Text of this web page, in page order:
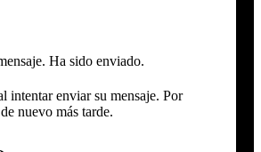
Ha sido enviado.
intentar enviar su mensaje. Por
nuevo más tarde.